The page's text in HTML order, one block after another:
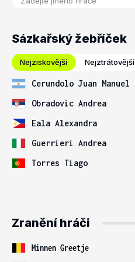
Sázkařský žebříček
Nejziskovější Nejztrátovější
Cerundolo Juan Manuel
Obradovic Andrea
Eala Alexandra
Guerrieri Andrea
Torres Tiago
Zranění hráči
Minnen Greetje